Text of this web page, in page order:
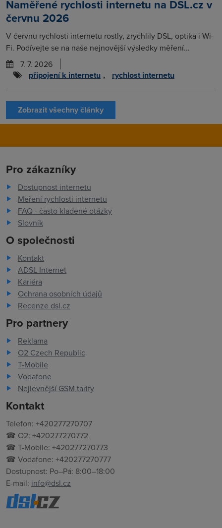
Naměřené rychlosti internetu na DSL.cz v
červnu 2026
V červnu rychlosti internetu rostly, zrychlily DSL, optika i Wi-
Fi. Podívejte se na naše nejnovější výsledky měření...
7. 7. 2026
připojení k internetu , rychlost internetu
Zobrazit všechny články
Pro zákazníky
Dostupnost internetu
Měření rychlosti internetu
FAQ - často kladené otázky
Slovník
O společnosti
Kontakt
ADSL Internet
Kariéra
Ochrana osobních údajů
Recenze dsl.cz
Pro partnery
Reklama
O2 Czech Republic
T-Mobile
Vodafone
Nejlevnější GSM tarify
Kontakt
Telefon: +420277270707
☎ O2: +420277270772
☎ T-Mobile: +420277270773
☎ Vodafone: +420277270777
Dostupnost: Po–Pá: 8:00–18:00
E-mail: info@dsl.cz